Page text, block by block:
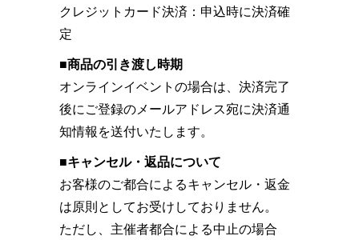
クレジットカード決済：申込時に決済確
定
■商品の引き渡し時期
オンラインイベントの場合は、決済完了
後にご登録のメールアドレス宛に決済通
知情報を送付いたします。
■キャンセル・返品について
お客様のご都合によるキャンセル・返金
は原則としてお受けしておりません。
ただし、主催者都合による中止の場合